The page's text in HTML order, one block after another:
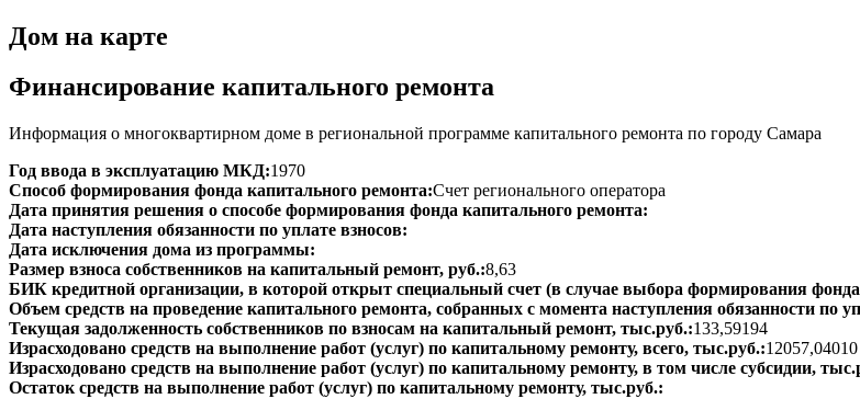
Дом на карте
Финансирование капитального ремонта
Информация о многоквартирном доме в региональной программе капитального ремонта по городу Самара
Год ввода в эксплуатацию МКД:1970
Способ формирования фонда капитального ремонта:Счет регионального оператора
Дата принятия решения о способе формирования фонда капитального ремонта:
Дата наступления обязанности по уплате взносов:
Дата исключения дома из программы:
Размер взноса собственников на капитальный ремонт, руб.:8,63
БИК кредитной организации, в которой открыт специальный счет (в случае выбора формирования
Объем средств на проведение капитального ремонта, собранных с момента наступления обязанности по
Текущая задолженность собственников по взносам на капитальный ремонт, тыс.руб.:133,59194
Израсходовано средств на выполнение работ (услуг) по капитальному ремонту, всего, тыс.руб.:12057,04010
Израсходовано средств на выполнение работ (услуг) по капитальному ремонту, в том числе субсидии,
Остаток средств на выполнение работ (услуг) по капитальному ремонту, тыс.руб.: